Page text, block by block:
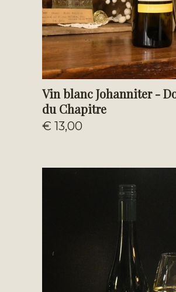
Vin blanc Johanniter -
du Chapitre
€ 13,00